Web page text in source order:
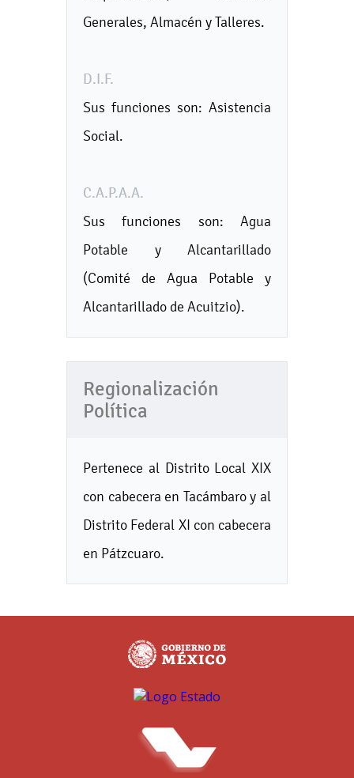
Generales, Almacén y Talleres.
D.I.F.
Sus funciones son: Asistencia
Social.
C.A.P.A.A.
Sus funciones son: Agua
Potable y Alcantarillado
(Comité de Agua Potable y
Alcantarillado de Acuitzio).
Regionalización
Política
Pertenece al Distrito Local XIX
con cabecera en Tacámbaro y al
Distrito Federal XI con cabecera
en Pátzcuaro.